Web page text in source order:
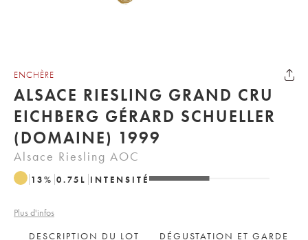
ENCHÈRE
ALSACE RIESLING GRAND CRU
EICHBERG GÉRARD SCHUELLER
(DOMAINE) 1999
Alsace Riesling AOC
13% 0.75 L INTENSITÉ
Plus d'infos
DESCRIPTION DU LOT
DÉGUSTATION ET GARDE